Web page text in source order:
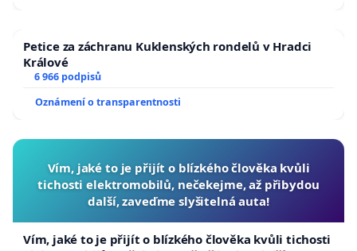
Petice za záchranu Kuklenských rondelů v Hradci
Králové
6 966 podpisů
Oznámení o transparentnosti
Vím, jaké to je přijít o blízkého člověka kvůli
tichosti elektromobilů, nečekejme, až přibydou
další, zaveďme slyšitelná auta!
Vím, jaké to je přijít o blízkého člověka kvůli tichosti